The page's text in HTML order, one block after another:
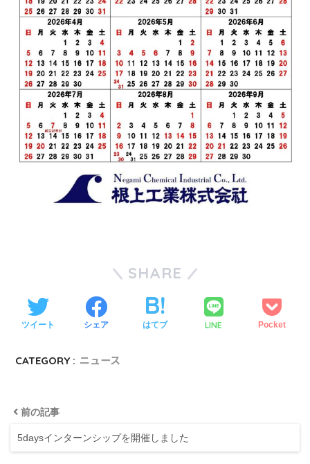
SHARE
ツイート シェア はてブ LINE Pocket
CATEGORY : ニュース
前の記事
5daysインターンシップを開催しました